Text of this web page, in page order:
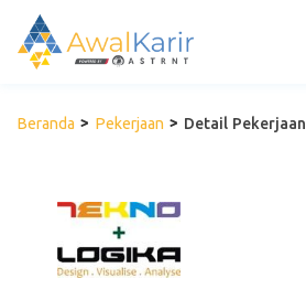
Beranda Pekerjaan Detail Pekerjaan